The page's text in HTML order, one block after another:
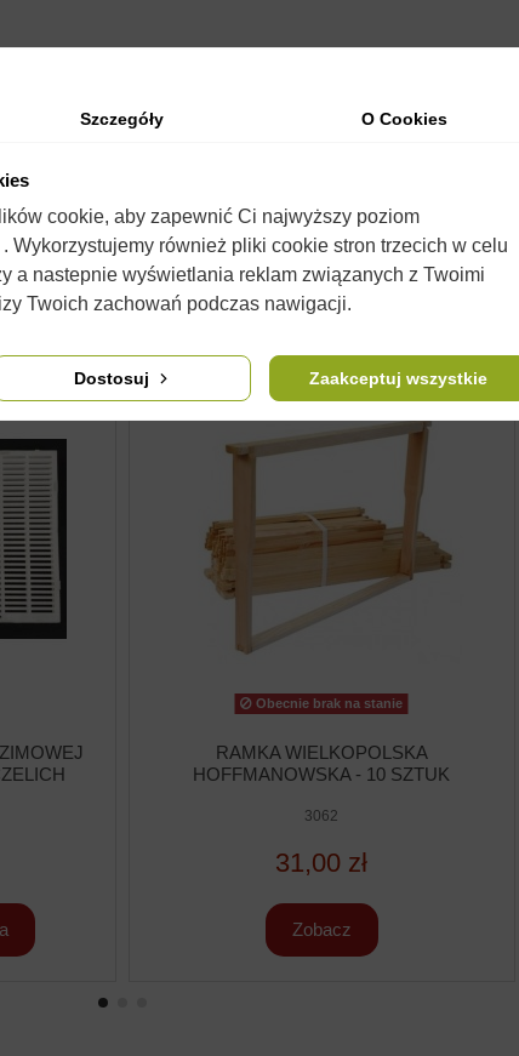
jak
Nie zmienia to jednak ich właściwości użytkowych.
Obecnie brak na stanie
RAMKA WIELKOPOLSKA
HOFFMANOWSKA - 10 SZTUK
3062
31,00 zł
Zobacz
Szczegóły O Cookies
cookie, aby zapewnić Ci najwyższy poziom
Wykorzystujemy również pliki cookie stron trzecich w celu
a nastepnie wyświetlania reklam związanych z Twoimi
Twoich zachowań podczas nawigacji.
Dostosuj Zaakceptuj wszystkie